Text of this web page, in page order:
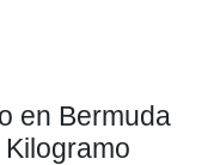
en Bermuda